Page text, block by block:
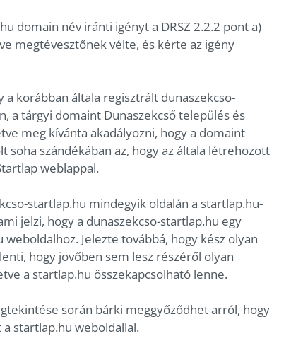
domain név iránti igényt a DRSZ 2.2.2 pont a)
megtévesztőnek vélte, és kérte az igény
a korábban általa regisztrált dunaszekcso-
a tárgyi domaint Dunaszekcső település és
meg kívánta akadályozni, hogy a domaint
soha szándékában az, hogy az általa létrehozott
weblappal.
startlap.hu mindegyik oldalán a startlap.hu-
jelzi, hogy a dunaszekcso-startlap.hu egy
Jelezte továbbá, hogy kész olyan
hogy jövőben sem lesz részéről olyan
a startlap.hu összekapcsolható lenne.
során bárki meggyőződhet arról, hogy
startlap.hu weboldallal.